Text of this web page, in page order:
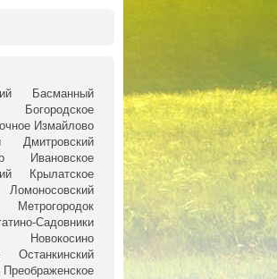
Басманный
Богородское
Измайлово
Дмитровский
Ивановское
Крылатское
Ломоносовский
Метрогородок
Садовники
Новокосино
Останкинский
Преображенское